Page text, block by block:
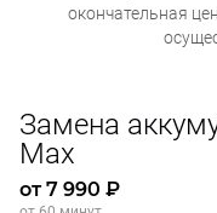
окончательная
Замена
Max
от 7 990 ₽